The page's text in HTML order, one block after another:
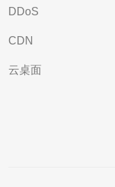
DDoS
CDN
云桌面